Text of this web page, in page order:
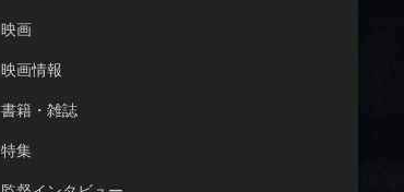
映画
映画情報
書籍・雑誌
特集